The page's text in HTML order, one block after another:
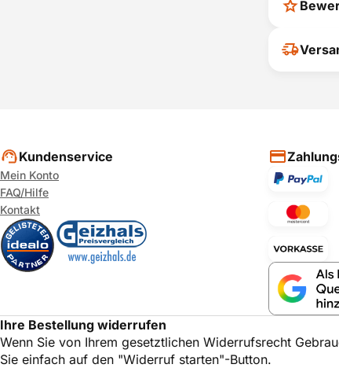
Ihr
Kundenservice
Mein Konto
FAQ/Hilfe
Kontakt
Ihre Bestellung widerrufen
Wenn Sie von Ihrem gesetztlichen Widerrufsrecht
Sie einfach auf den "Widerruf starten"-Button.